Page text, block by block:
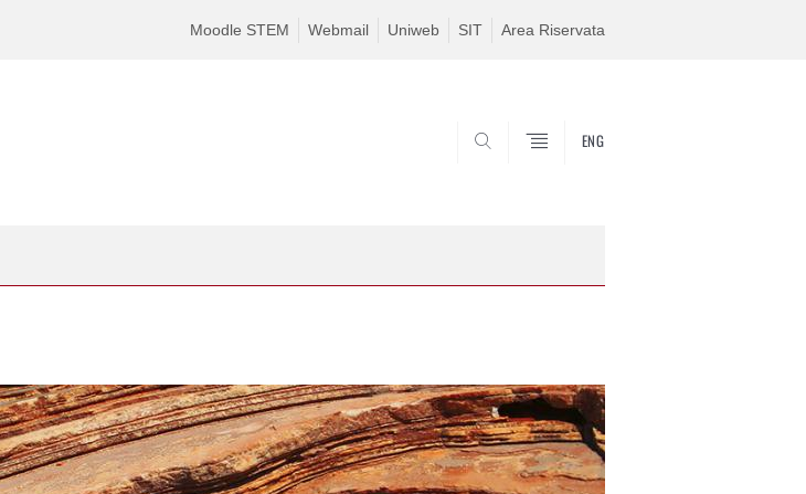
Moodle STEM Webmail Uniweb SIT Area Riservata
ENG